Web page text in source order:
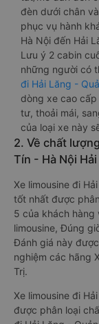
đèn dưới chân
phục vụ hành
Hà Nội đến Hải
Lưu ý 2 cabin
những người có
đi Hải Lăng -
dòng xe cao
tư, thoải mái,
của loại xe này
2. Về chất
Tín - Hà Nội
Xe limousine đi
tốt nhất được
5 của khách hàng
limousine, Đúng
Đánh giá này
nghiệm các hãng
Trị.
Xe limousine đi
được phân loại